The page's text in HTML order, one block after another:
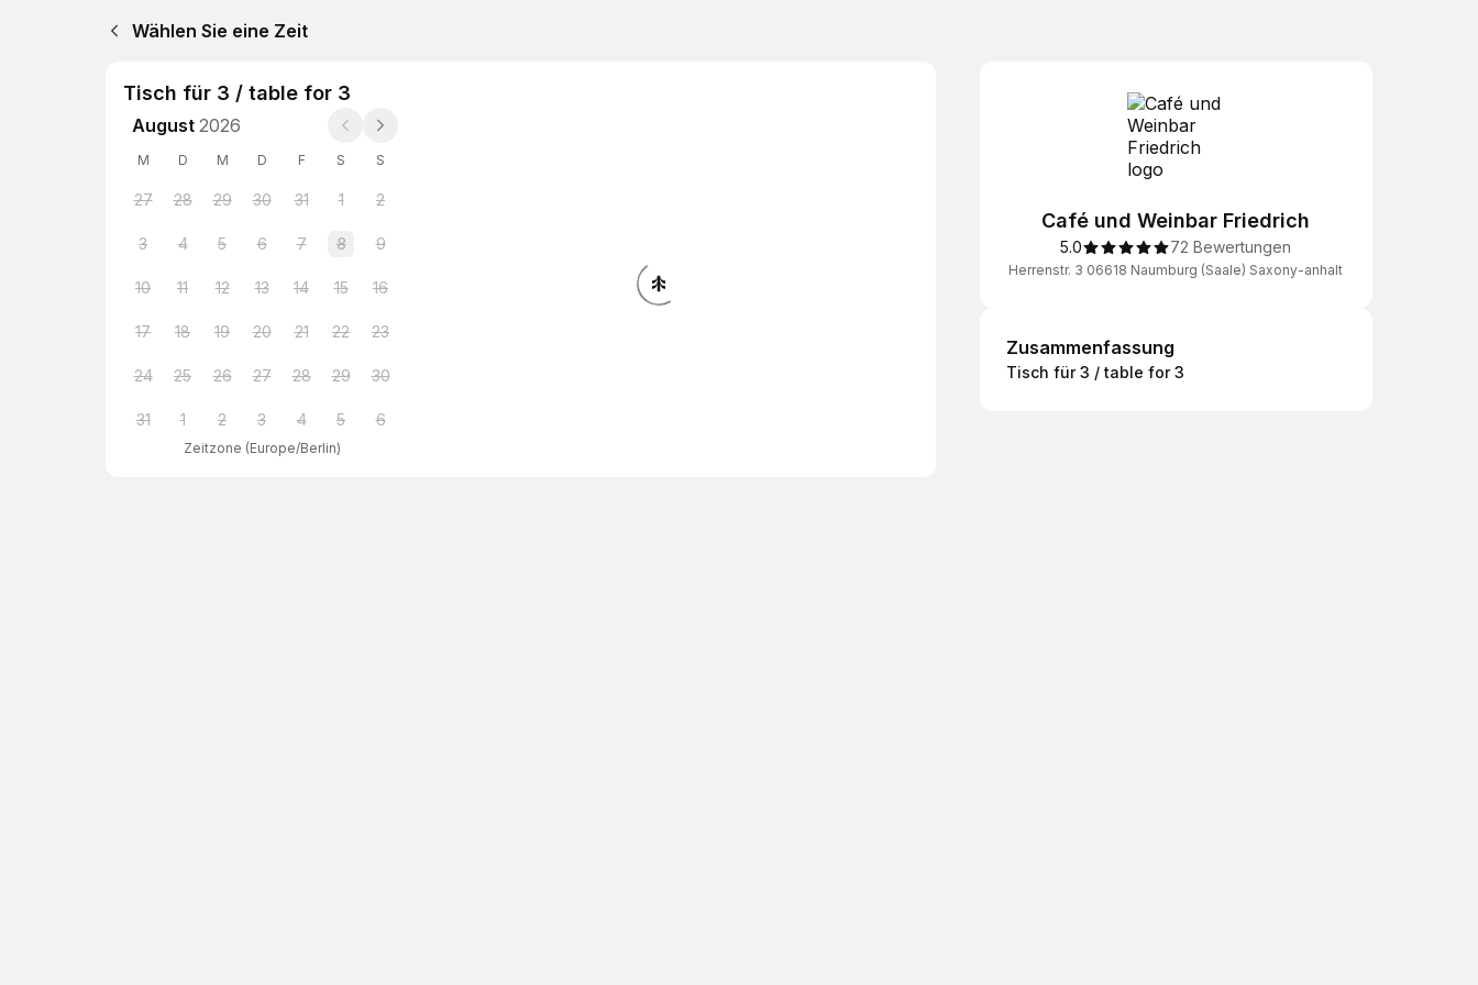
Wählen Sie eine Zeit
Tisch für 3 / table for 3
August 2026
M D M D F S S
27 28 29 30 31 1 2
3 4 5 6 7 8 9
10 11 12 13 14 15 16
17 18 19 20 21 22 23
24 25 26 27 28 29 30
31 1 2 3 4 5 6
Zeitzone (Europe/Berlin)
Café und Weinbar Friedrich
5.0 72 Bewertungen
Herrenstr. 3 06618 Naumburg (Saale) Saxony-anhalt
Zusammenfassung
Zusammenfassung
Tisch für 3 / table for 3